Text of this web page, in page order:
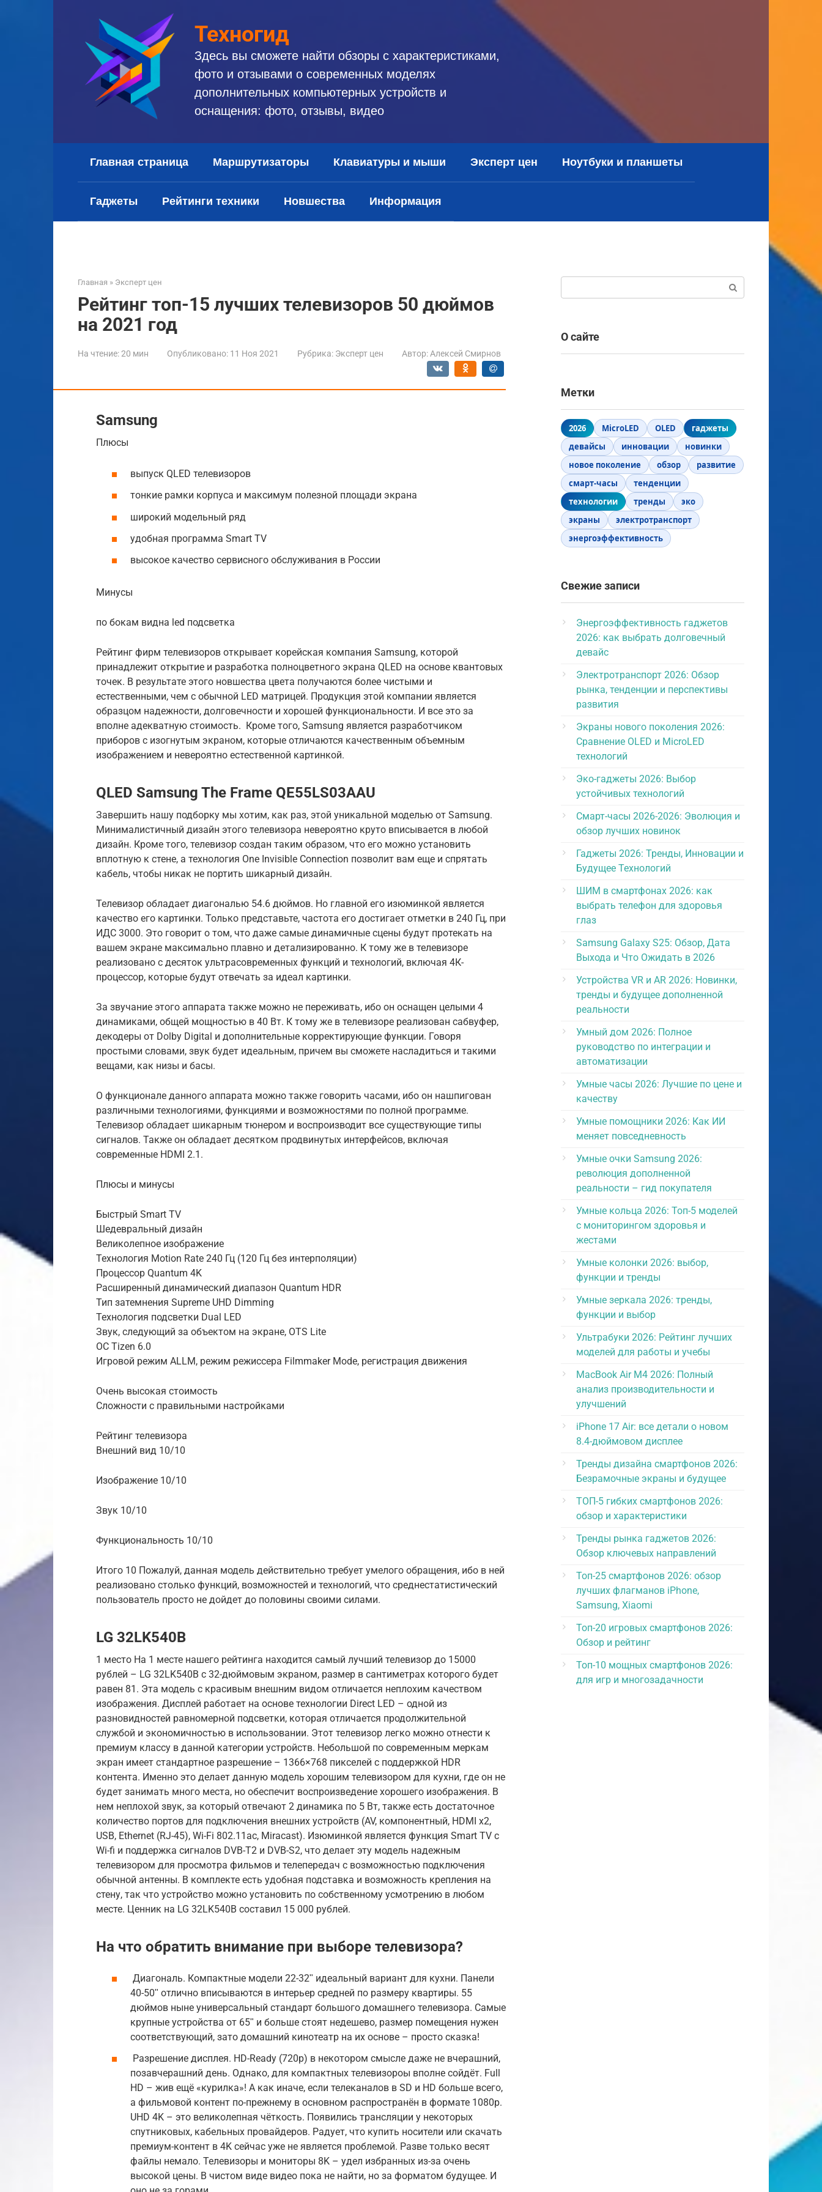
Техногид
Здесь вы сможете найти обзоры с характеристиками,
фото и отзывами о современных моделях
дополнительных компьютерных устройств и
оснащения: фото, отзывы, видео
Главная страница Маршрутизаторы Клавиатуры и мыши Эксперт цен Ноутбуки и планшеты
Гаджеты Рейтинги техники Новшества Информация
Главная » Эксперт цен
Рейтинг топ-15 лучших телевизоров 50 дюймов
на 2021 год
На чтение:20 мин Опубликовано: 11 Ноя 2021 Рубрика: Эксперт цен Автор: Алексей Смирнов
Samsung
Плюсы
выпуск QLED телевизоров
тонкие рамки корпуса и максимум полезной площади экрана
широкий модельный ряд
удобная программа Smart TV
высокое качество сервисного обслуживания в России
Минусы
по бокам видна led подсветка
Рейтинг фирм телевизоров открывает корейская компания Samsung, которой
принадлежит открытие и разработка полноцветного экрана QLED на основе квантовых
точек. В результате этого новшества цвета получаются более чистыми и
естественными, чем с обычной LED матрицей. Продукция этой компании является
образцом надежности, долговечности и хорошей функциональности. И все это за
вполне адекватную стоимость. Кроме того, Samsung является разработчиком
приборов с изогнутым экраном, которые отличаются качественным объемным
изображением и невероятно естественной картинкой.
QLED Samsung The Frame QE55LS03AAU
Завершить нашу подборку мы хотим, как раз, этой уникальной моделью от Samsung.
Минималистичный дизайн этого телевизора невероятно круто вписывается в любой
дизайн. Кроме того, телевизор создан таким образом, что его можно установить
вплотную к стене, а технология One Invisible Connection позволит вам еще и спрятать
кабель, чтобы никак не портить шикарный дизайн.
Телевизор обладает диагональю 54.6 дюймов. Но главной его изюминкой является
качество его картинки. Только представьте, частота его достигает отметки в 240 Гц, при
ИДС 3000. Это говорит о том, что даже самые динамичные сцены будут протекать на
вашем экране максимально плавно и детализированно. К тому же в телевизоре
реализовано с десяток ультрасовременных функций и технологий, включая 4К-
процессор, которые будут отвечать за идеал картинки.
За звучание этого аппарата также можно не переживать, ибо он оснащен целыми 4
динамиками, общей мощностью в 40 Вт. К тому же в телевизоре реализован сабвуфер,
декодеры от Dolby Digital и дополнительные корректирующие функции. Говоря
простыми словами, звук будет идеальным, причем вы сможете насладиться и такими
вещами, как низы и басы.
О функционале данного аппарата можно также говорить часами, ибо он нашпигован
различными технологиями, функциями и возможностями по полной программе.
Телевизор обладает шикарным тюнером и воспроизводит все существующие типы
сигналов. Также он обладает десятком продвинутых интерфейсов, включая
современные HDMI 2.1.
Плюсы и минусы
Быстрый Smart TV
Шедевральный дизайн
Великолепное изображение
Технология Motion Rate 240 Гц (120 Гц без интерполяции)
Процессор Quantum 4K
Расширенный динамический диапазон Quantum HDR
Тип затемнения Supreme UHD Dimming
Технология подсветки Dual LED
Звук, следующий за объектом на экране, OTS Lite
ОС Tizen 6.0
Игровой режим ALLM, режим режиссера Filmmaker Mode, регистрация движения
Очень высокая стоимость
Сложности с правильными настройками
Рейтинг телевизора
Внешний вид 10/10
Изображение 10/10
Звук 10/10
Функциональность 10/10
Итого 10 Пожалуй, данная модель действительно требует умелого обращения, ибо в ней
реализовано столько функций, возможностей и технологий, что среднестатистический
пользователь просто не дойдет до половины своими силами.
LG 32LK540B
1 место На 1 месте нашего рейтинга находится самый лучший телевизор до 15000
рублей – LG 32LK540B с 32-дюймовым экраном, размер в сантиметрах которого будет
равен 81. Эта модель с красивым внешним видом отличается неплохим качеством
изображения. Дисплей работает на основе технологии Direct LED – одной из
разновидностей равномерной подсветки, которая отличается продолжительной
службой и экономичностью в использовании. Этот телевизор легко можно отнести к
премиум классу в данной категории устройств. Небольшой по современным меркам
экран имеет стандартное разрешение – 1366×768 пикселей с поддержкой HDR
контента. Именно это делает данную модель хорошим телевизором для кухни, где он не
будет занимать много места, но обеспечит воспроизведение хорошего изображения. В
нем неплохой звук, за который отвечают 2 динамика по 5 Вт, также есть достаточное
количество портов для подключения внешних устройств (AV, компонентный, HDMI x2,
USB, Ethernet (RJ-45), Wi-Fi 802.11ac, Miracast). Изюминкой является функция Smart TV с
Wi-fi и поддержка сигналов DVB-T2 и DVB-S2, что делает эту модель надежным
телевизором для просмотра фильмов и телепередач с возможностью подключения
обычной антенны. В комплекте есть удобная подставка и возможность крепления на
стену, так что устройство можно установить по собственному усмотрению в любом
месте. Ценник на LG 32LK540B составил 15 000 рублей.
На что обратить внимание при выборе телевизора?
Диагональ. Компактные модели 22-32ʺ идеальный вариант для кухни. Панели
40-50ʺ отлично вписываются в интерьер средней по размеру квартиры. 55
дюймов ныне универсальный стандарт большого домашнего телевизора. Самые
крупные устройства от 65ʺ и больше стоят недешево, размер помещения нужен
соответствующий, зато домашний кинотеатр на их основе – просто сказка!
Разрешение дисплея. HD-Ready (720p) в некотором смысле даже не вчерашний,
позавчерашний день. Однако, для компактных телевизороы вполне сойдёт. Full
HD – жив ещё «курилка»! А как иначе, если телеканалов в SD и HD больше всего,
а фильмовой контент по-прежнему в основном распространён в формате 1080р.
UHD 4K – это великолепная чёткость. Появились трансляции у некоторых
спутниковых, кабельных провайдеров. Радует, что купить носители или скачать
премиум-контент в 4K сейчас уже не является проблемой. Разве только весят
файлы немало. Телевизоры и мониторы 8K – удел избранных из-за очень
высокой цены. В чистом виде видео пока не найти, но за форматом будущее. И
О сайте
Метки
2026 MicroLED OLED
гаджеты
девайсы
инновации
новинки
новое поколение
обзор
развитие
смарт-часы
тенденции
технологии
тренды
эко
экраны
электротранспорт
энергоэффективность
Свежие записи
Энергоэффективность гаджетов
2026: как выбрать долговечный
девайс
Электротранспорт 2026: Обзор
рынка, тенденции и перспективы
развития
Экраны нового поколения 2026:
Сравнение OLED и MicroLED
технологий
Эко-гаджеты 2026: Выбор
устойчивых технологий
Смарт-часы 2026-2026: Эволюция и
обзор лучших новинок
Гаджеты 2026: Тренды, Инновации и
Будущее Технологий
ШИМ в смартфонах 2026: как
выбрать телефон для здоровья
глаз
Samsung Galaxy S25: Обзор, Дата
Выхода и Что Ожидать в 2026
Устройства VR и AR 2026: Новинки,
тренды и будущее дополненной
реальности
Умный дом 2026: Полное
руководство по интеграции и
автоматизации
Умные часы 2026: Лучшие по цене и
качеству
Умные помощники 2026: Как ИИ
меняет повседневность
Умные очки Samsung 2026:
революция дополненной
реальности – гид покупателя
Умные кольца 2026: Топ-5 моделей
с мониторингом здоровья и
жестами
Умные колонки 2026: выбор,
функции и тренды
Умные зеркала 2026: тренды,
функции и выбор
Ультрабуки 2026: Рейтинг лучших
моделей для работы и учебы
MacBook Air M4 2026: Полный
анализ производительности и
улучшений
iPhone 17 Air: все детали о новом
8.4-дюймовом дисплее
Тренды дизайна смартфонов 2026:
Безрамочные экраны и будущее
ТОП-5 гибких смартфонов 2026:
обзор и характеристики
Тренды рынка гаджетов 2026:
Обзор ключевых направлений
Топ-25 смартфонов 2026: обзор
лучших флагманов iPhone,
Samsung, Xiaomi
Топ-20 игровых смартфонов 2026:
Обзор и рейтинг
Топ-10 мощных смартфонов 2026:
для игр и многозадачности